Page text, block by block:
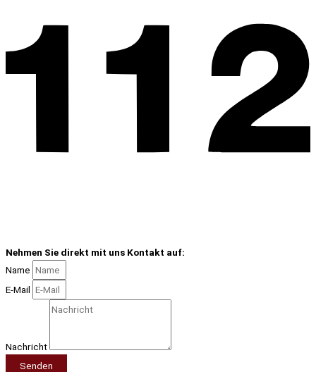
Nehmen Sie direkt mit uns Kontakt auf:
Name
E-Mail
Nachricht
Senden